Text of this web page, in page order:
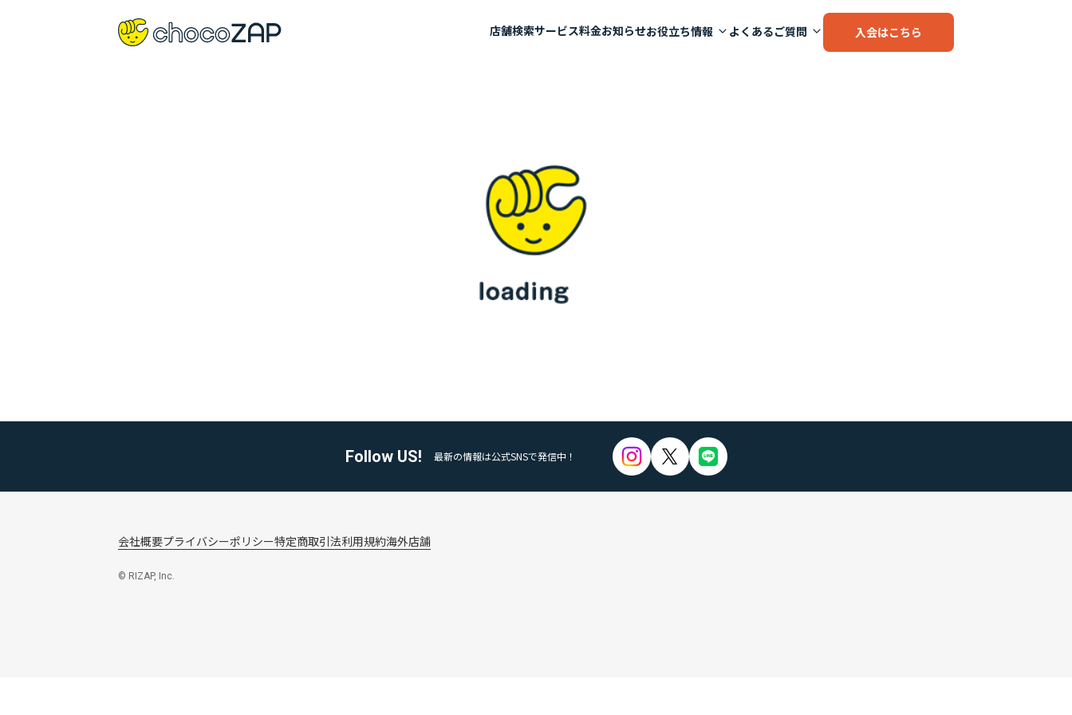
店舗検索サービス料金お知らせお役立ち情報 よくあるご質問 入会はこちら
Follow US! 最新の情報は公式SNSで発信中！
会社概要プライバシーポリシー特定商取引法利用規約海外店舗
© RIZAP, Inc.